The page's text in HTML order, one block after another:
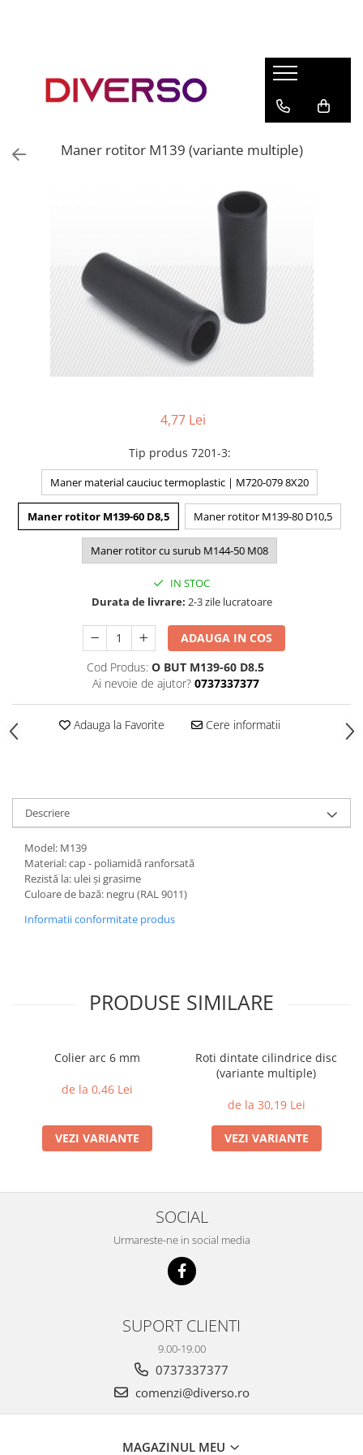
ASA
MULTIMATERIAL
Maner rotitor M139 (variante multiple)
4,77 Lei
Tip produs 7201-3:
Maner material cauciuc termoplastic | M720-079 8X20
Maner rotitor M139-60 D8,5 Maner rotitor M139-80 D10,5
Maner rotitor cu surub M144-50 M08
IN STOC
Durata de livrare: 2-3 zile lucratoare
ADAUGA IN COS
Cod Produs: O BUT M139-60 D8.5
Ai nevoie de ajutor? 0737337377
Adauga la Favorite Cere informatii
Descriere
Model: M139
Material: cap - poliamidă ranforsată
Rezistă la: ulei și grasime
Culoare de bază: negru (RAL 9011)
Informatii conformitate produs
PRODUSE SIMILARE
Colier arc 6 mm
de la 0,46 Lei
VEZI VARIANTE
Roti dintate cilindrice disc
(variante multiple)
de la 30,19 Lei
VEZI VARIANTE
SOCIAL
Urmareste-ne in social media
SUPORT CLIENTI
9.00-19.00
0737337377
comenzi@diverso.ro
MAGAZINUL MEU